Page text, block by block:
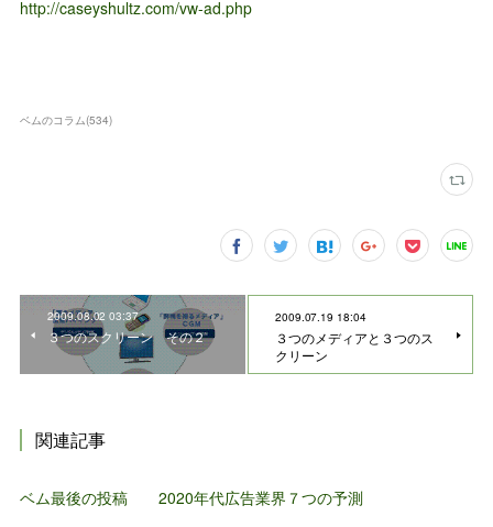
http://caseyshultz.com/vw-ad.php
ベムのコラム(534)
2009.08.02 03:37
３つのスクリーン その２
2009.07.19 18:04
３つのメディアと３つのス
クリーン
関連記事
ベム最後の投稿 2020年代広告業界７つの予測